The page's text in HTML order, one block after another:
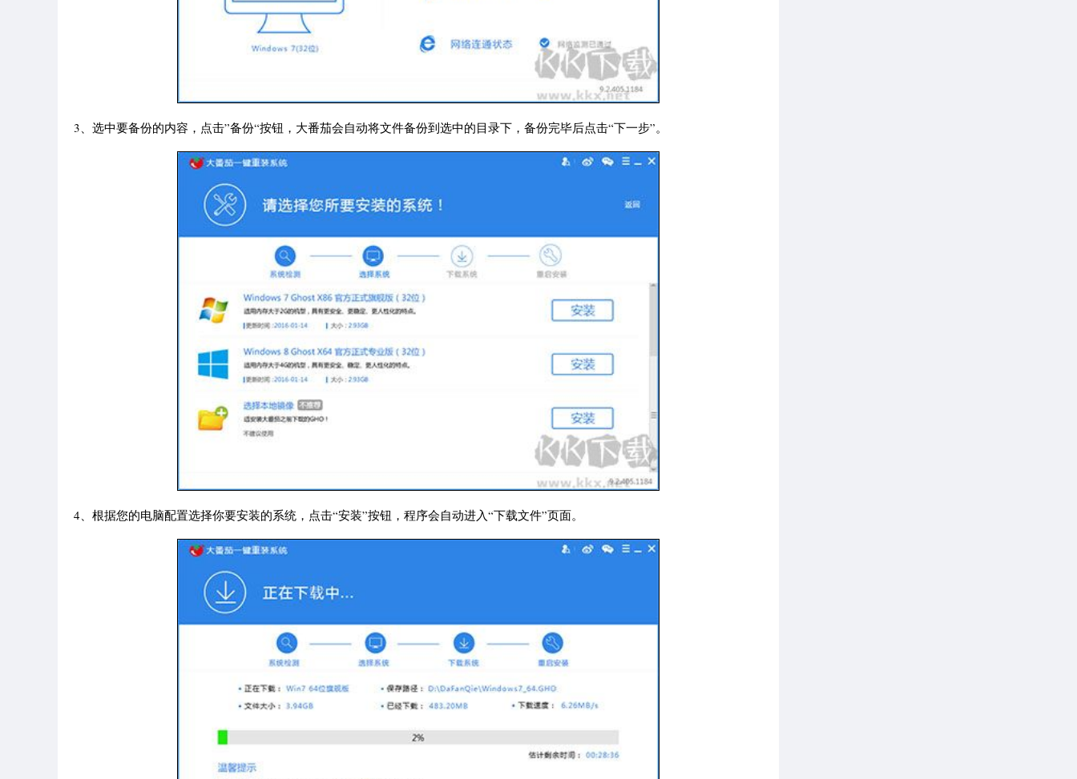
3、选中要备份的内容，点击”备份“按钮，大番茄会自动将文件备份到选中的目录下，备份完毕后点击“下一步”。
4、根据您的电脑配置选择你要安装的系统，点击“安装”按钮，程序会自动进入“下载文件”页面。